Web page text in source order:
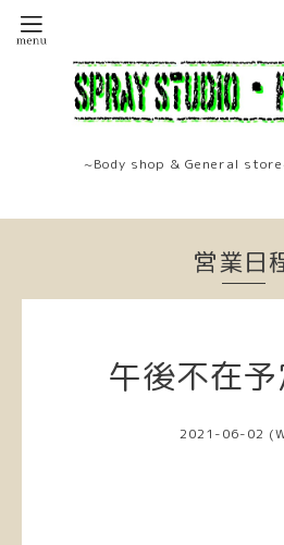
~Body shop & General
営業日
午後不在
2021-06-02